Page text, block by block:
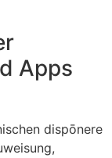
Apps
dispōnere